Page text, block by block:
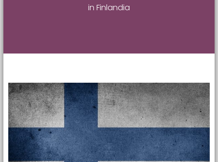
in Finlandia